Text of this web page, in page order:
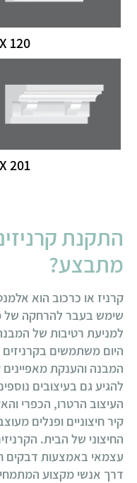
120
201
התקנת
מתבצע?
קרניז או כרכוב הוא
שימש בעבר להרחקה של
למניעת רטיבות של
היום משתמשים בקרניזים
המבנה והענקת מאפיינים
להגיע גם בעיצובים
העיצוב הרטרו, הכפרי
קיר חיצוניים ופנלים
החיצוני של הבית.
עצמאי באמצעות דבקים
דרך אנשי מקצוע